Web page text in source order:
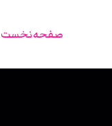
صفحه نخست